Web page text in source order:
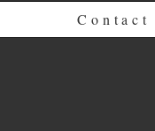
Contact